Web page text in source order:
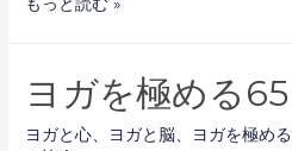
極
ヨガを極める65
ヨガと心 ヨガと脳 ヨガを極める